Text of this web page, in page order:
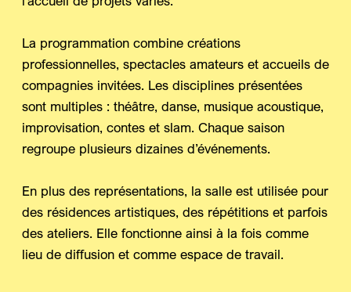
La programmation combine créations
professionnelles, spectacles amateurs et accueils de
compagnies invitées. Les disciplines présentées
sont multiples : théâtre, danse, musique acoustique,
improvisation, contes et slam. Chaque saison
regroupe plusieurs dizaines d’événements.
En plus des représentations, la salle est utilisée pour
des résidences artistiques, des répétitions et parfois
des ateliers. Elle fonctionne ainsi à la fois comme
lieu de diffusion et comme espace de travail.